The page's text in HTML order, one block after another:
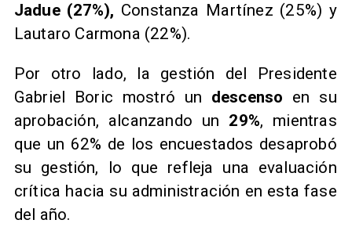
Jadue (27%), Constanza Martínez (25%) y
Lautaro Carmona (22%).
Por otro lado, la gestión del Presidente
Gabriel Boric mostró un descenso en su
aprobación, alcanzando un 29%, mientras
que un 62% de los encuestados desaprobó
su gestión, lo que refleja una evaluación
crítica hacia su administración en esta fase
del año.